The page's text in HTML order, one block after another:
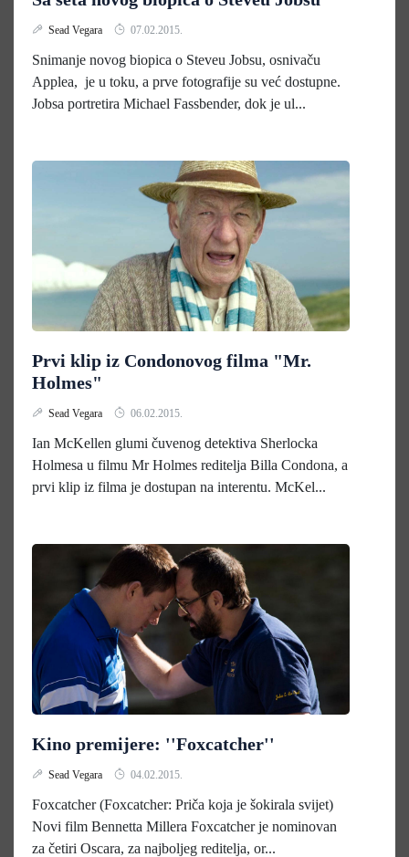
Sead Vegara 07.02.2015.
Snimanje novog biopica o Steveu Jobsu, osnivaču
Applea, je u toku, a prve fotografije su već dostupne.
Jobsa portretira Michael Fassbender, dok je ul...
Prvi klip iz Condonovog filma "Mr.
Holmes"
Sead Vegara 06.02.2015.
Ian McKellen glumi čuvenog detektiva Sherlocka
Holmesa u filmu Mr Holmes reditelja Billa Condona, a
prvi klip iz filma je dostupan na interentu. McKel...
Kino premijere: ''Foxcatcher''
Sead Vegara 04.02.2015.
Foxcatcher (Foxcatcher: Priča koja je šokirala svijet)
Novi film Bennetta Millera Foxcatcher je nominovan
za četiri Oscara, za najboljeg reditelja, or...